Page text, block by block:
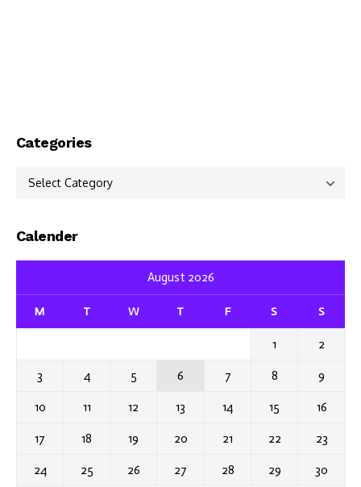
Categories
Categories
Calender
August 2026
M T W T F S S
1 2
3 4 5 6 7 8 9
10 11 12 13 14 15 16
17 18 19 20 21 22 23
24 25 26 27 28 29 30